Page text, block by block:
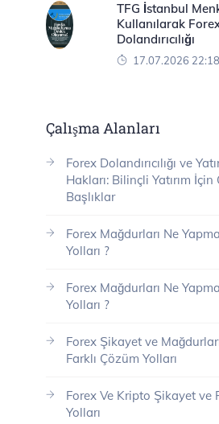
TFG İstanbul
Kullanılarak
Dolandırıcılığı
17.07.2026 22:18
Çalışma Alanları
Forex Dolandırıcılığı ve
Hakları: Bilinçli Yatırım İçin
Başlıklar
Forex Mağdurları Ne
Yolları ?
Forex Mağdurları Ne
Yolları ?
Forex Şikayet ve
Farklı Çözüm Yolları
Forex Ve Kripto Şikayet ve
Yolları